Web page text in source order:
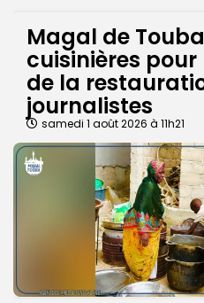
Magal de
cuisinières pour
de la
journalistes
samedi 1 août 2026 à 11h21